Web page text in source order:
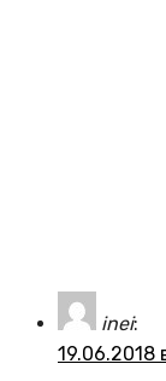
inei:
19.06.2018